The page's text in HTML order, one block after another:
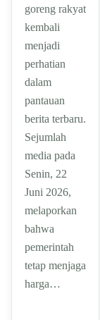
goreng rakyat
kembali
menjadi
perhatian
dalam
pantauan
berita terbaru.
Sejumlah
media pada
Senin, 22
Juni 2026,
melaporkan
bahwa
pemerintah
tetap menjaga
harga…